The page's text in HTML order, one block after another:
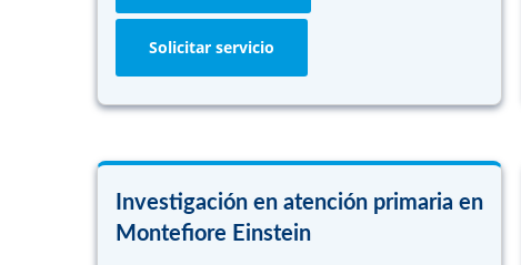
Solicitar servicio
Investigación en atención primaria en
Montefiore Einstein